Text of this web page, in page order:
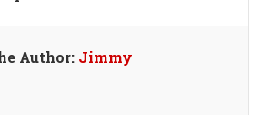
Author: Jimmy